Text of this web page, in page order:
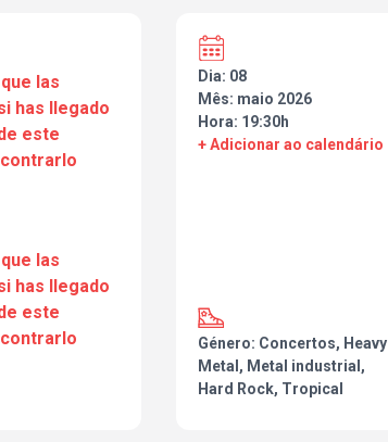
las
has llegado
este
las
has llegado
este
Dia: 08
Mês: maio 2026
Hora: 19:30h
+ Adicionar ao calendário
Género: Concertos, Heavy
Metal, Metal industrial,
Hard Rock, Tropical